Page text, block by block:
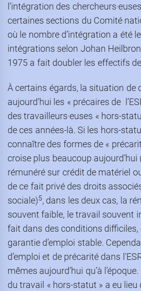
l’intégration des
certaines sections du Comité
où le nombre d’intégration a été
intégrations selon Johan
1975 a fait doubler les effectifs
À certains égards, la situation de
aujourd’hui les « précaires de
des travailleurs·euses « hors-
de ces années-là. Si les hors-
connaître des formes de «
croise plus beaucoup aujourd’hui
rémunéré sur crédit de matériel
de ce fait privé des droits
sociale)5, dans les deux cas, la
souvent faible, le travail souvent
fait dans des conditions difficiles,
garantie d’emploi stable.
d’emploi et de précarité dans
mêmes aujourd’hui qu’à
du travail « hors-statut » a eu